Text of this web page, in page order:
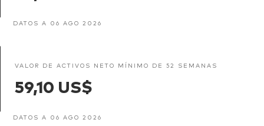
DATOS A 06 AGO 2026
VALOR DE ACTIVOS NETO MÍNIMO DE 52 SEMANAS
59,10 US$
DATOS A 06 AGO 2026